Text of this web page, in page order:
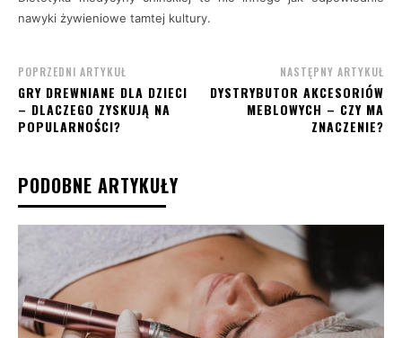
nawyki żywieniowe tamtej kultury.
POPRZEDNI ARTYKUŁ
GRY DREWNIANE DLA DZIECI
– DLACZEGO ZYSKUJĄ NA
POPULARNOŚCI?
NASTĘPNY ARTYKUŁ
DYSTRYBUTOR AKCESORIÓW
MEBLOWYCH – CZY MA
ZNACZENIE?
PODOBNE ARTYKUŁY